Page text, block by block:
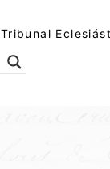
Tribunal